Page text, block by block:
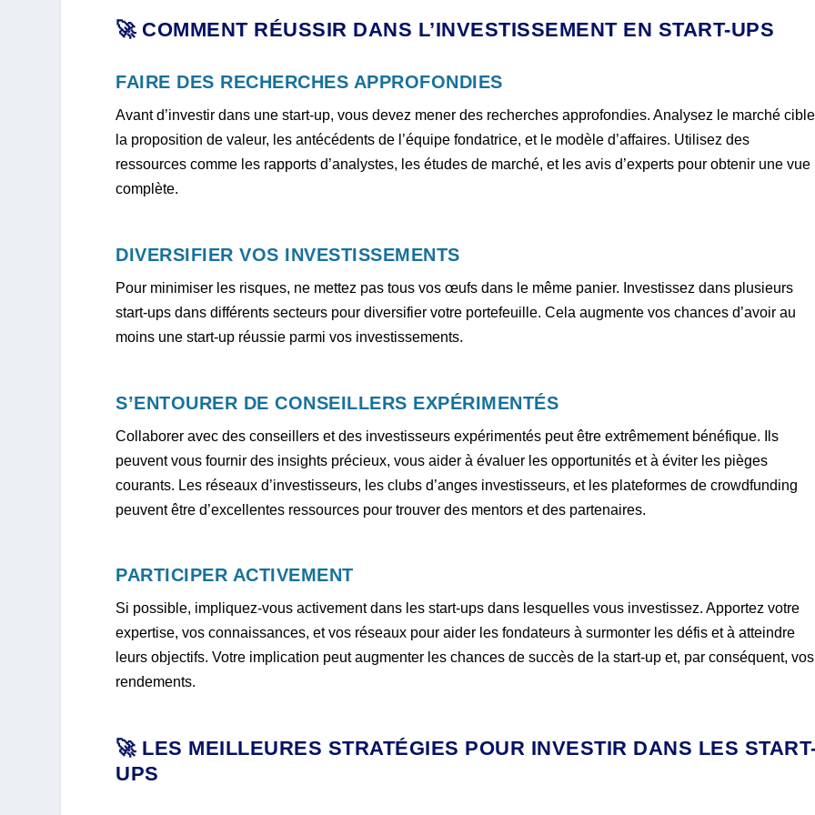
🚀 COMMENT RÉUSSIR DANS L’INVESTISSEMENT EN START-UPS
FAIRE DES RECHERCHES APPROFONDIES
Avant d’investir dans une start-up, vous devez mener des recherches approfondies. Analysez le marché
la proposition de valeur, les antécédents de l’équipe fondatrice, et le modèle d’affaires. Utilisez des
ressources comme les rapports d’analystes, les études de marché, et les avis d’experts pour obtenir une vue
complète.
DIVERSIFIER VOS INVESTISSEMENTS
Pour minimiser les risques, ne mettez pas tous vos œufs dans le même panier. Investissez dans plusieurs
start-ups dans différents secteurs pour diversifier votre portefeuille. Cela augmente vos chances d’avoir au
moins une start-up réussie parmi vos investissements.
S’ENTOURER DE CONSEILLERS EXPÉRIMENTÉS
Collaborer avec des conseillers et des investisseurs expérimentés peut être extrêmement bénéfique. Ils
peuvent vous fournir des insights précieux, vous aider à évaluer les opportunités et à éviter les pièges
courants. Les réseaux d’investisseurs, les clubs d’anges investisseurs, et les plateformes de crowdfunding
peuvent être d’excellentes ressources pour trouver des mentors et des partenaires.
PARTICIPER ACTIVEMENT
Si possible, impliquez-vous activement dans les start-ups dans lesquelles vous investissez. Apportez votre
expertise, vos connaissances, et vos réseaux pour aider les fondateurs à surmonter les défis et à atteindre
leurs objectifs. Votre implication peut augmenter les chances de succès de la start-up et, par conséquent, vos
rendements.
🚀 LES MEILLEURES STRATÉGIES POUR INVESTIR DANS LES
UPS